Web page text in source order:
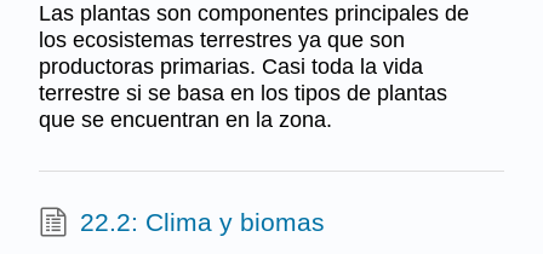
Las plantas son componentes principales de
los ecosistemas terrestres ya que son
productoras primarias. Casi toda la vida
terrestre si se basa en los tipos de plantas
que se encuentran en la zona.
22.2: Clima y biomas